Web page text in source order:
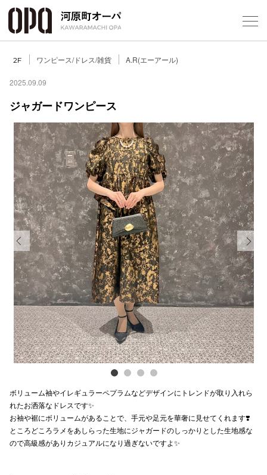
2F ワンピース/ドレス/雑貨 A.R(エーアール)
2025.09.09
ジャガードワンピース
Previous Next
ボリューム袖やイレギュラーペプラムなどデザインにトレンドが取り入れら
れたお洒落なドレスです✨
お袖や裾にボリュームがあることで、手元や足元を華奢に見せてくれます❣️
ところどころラメをあしらった生地にジャガードのしっかりとした生地感な
ので高級感がありカジュアルになり過ぎないですよ✨
フロア
ショッ
レスト
施設案内
アクセ
スタッ
電話で
公式SNS
お問い合わせ